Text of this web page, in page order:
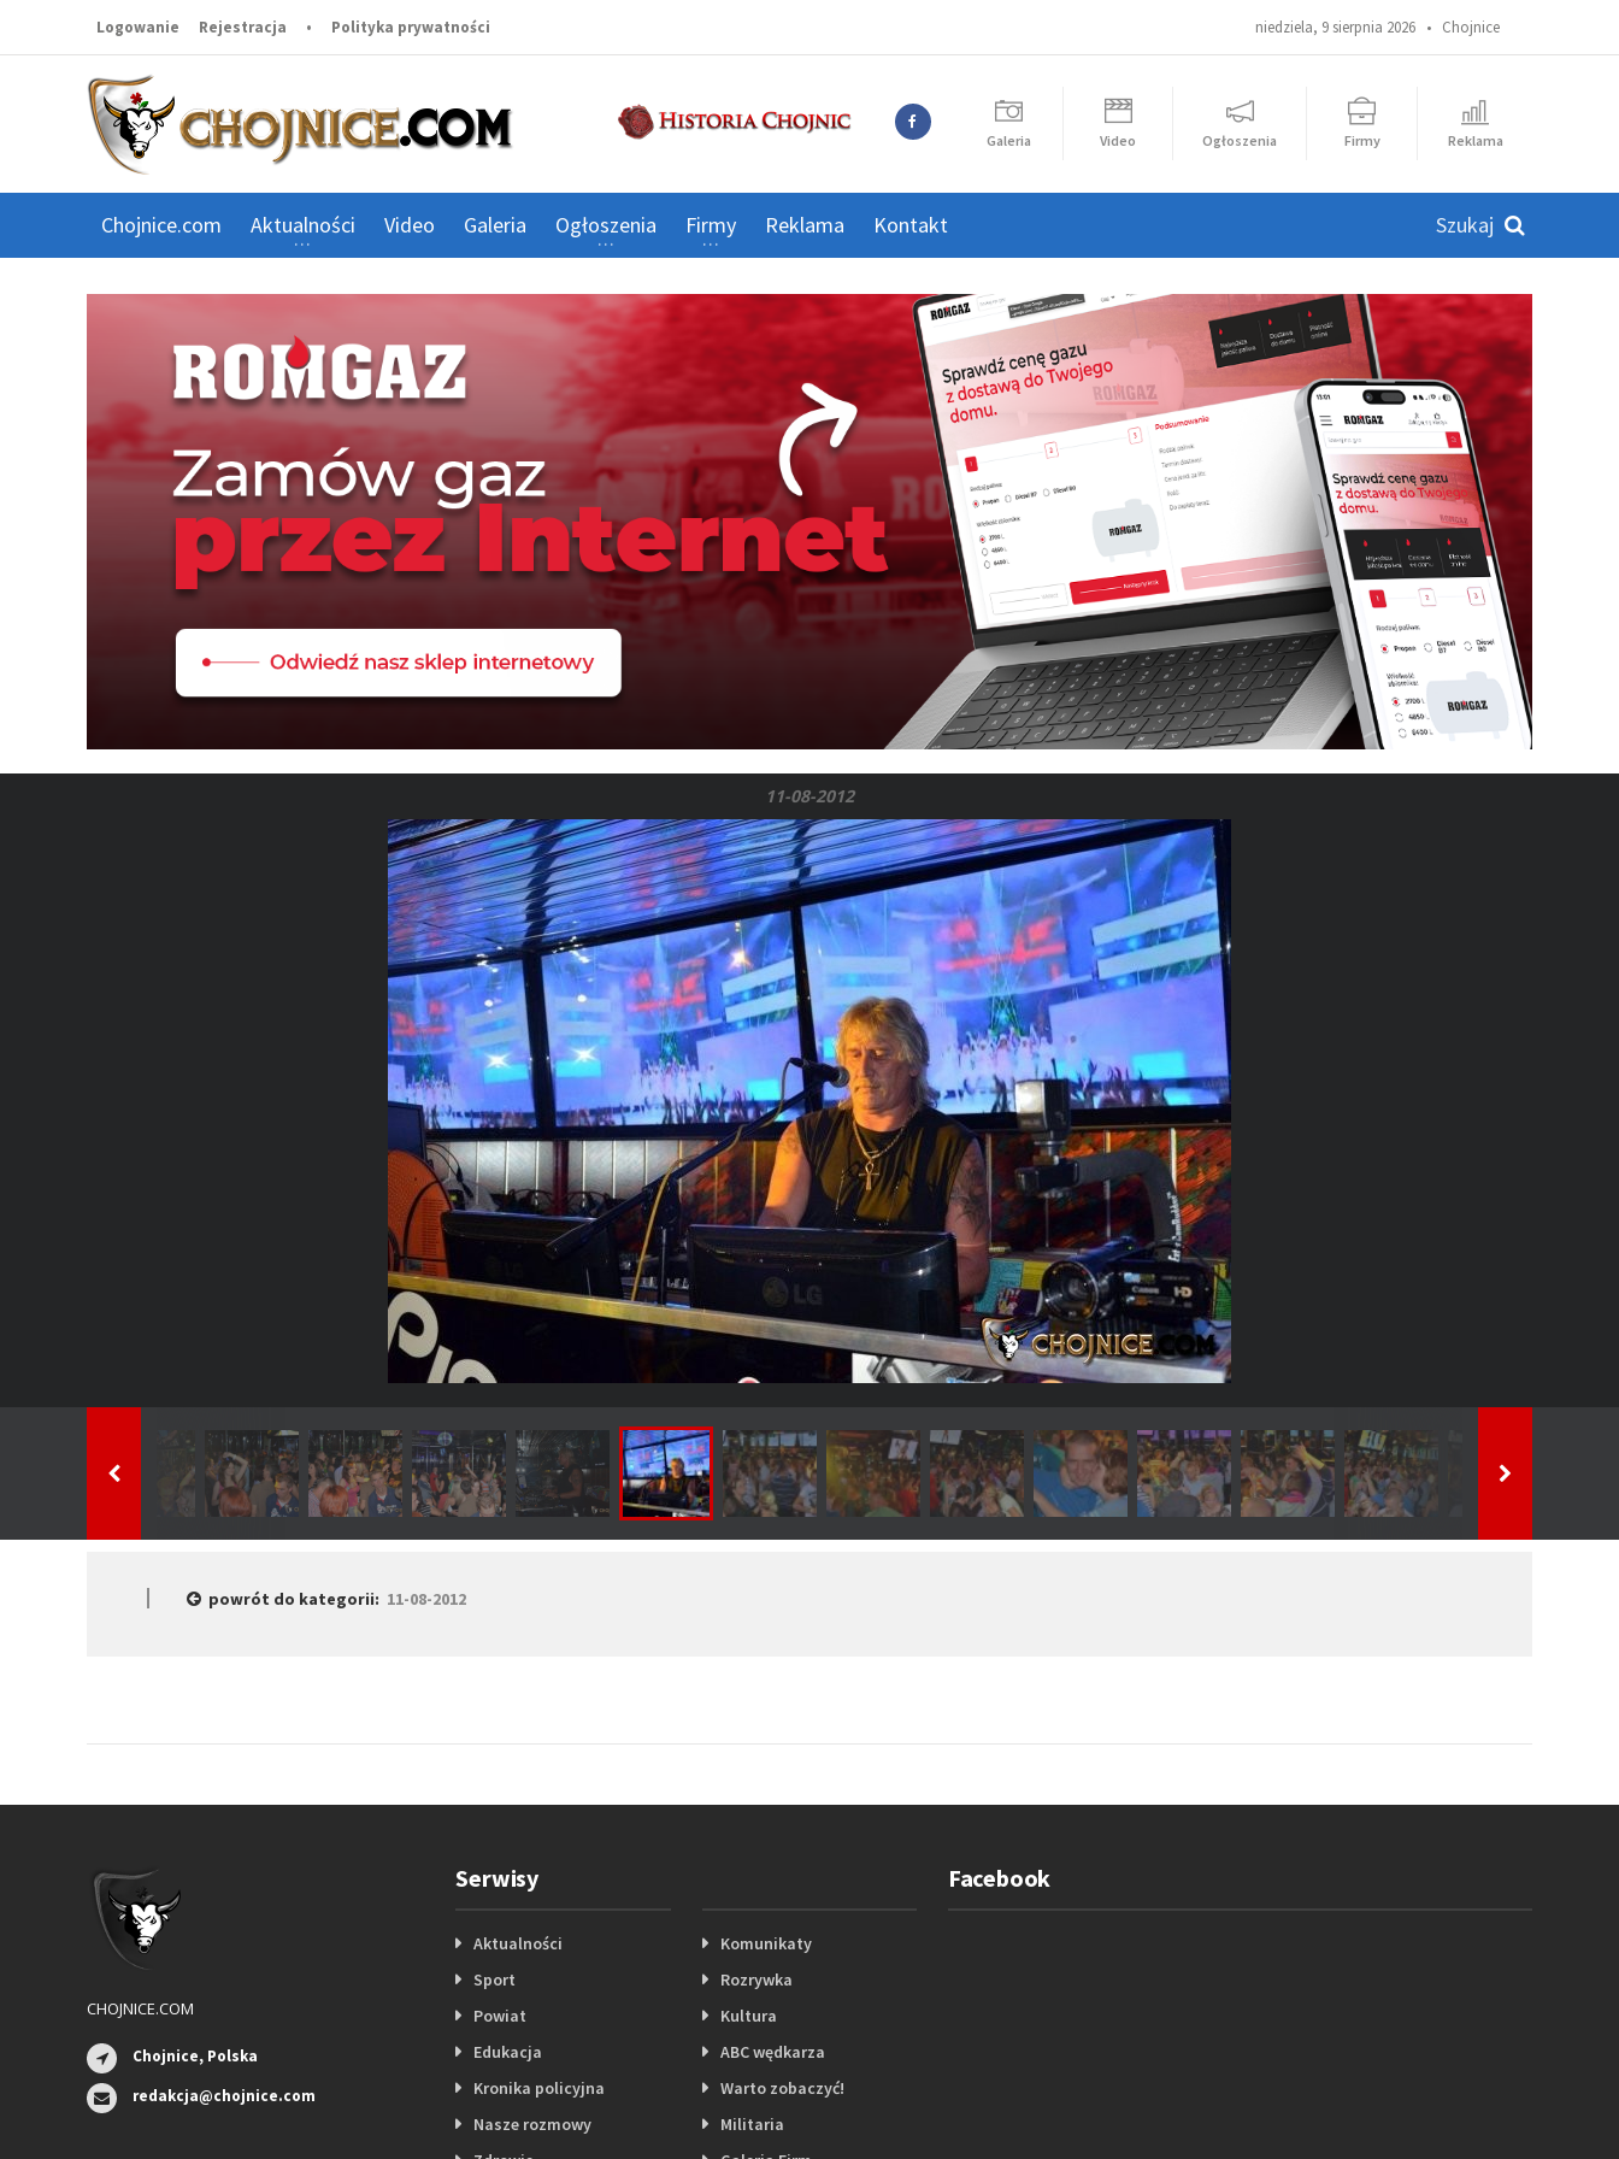
niedziela, 9 sierpnia 2026 • Chojnice
Logowanie Rejestracja • Polityka prywatności
Galeria Video Ogłoszenia Firmy Reklama
Chojnice.com Aktualności Video Galeria Ogłoszenia Firmy Reklama Kontakt
11-08-2012
powrót do kategorii: 11-08-2012
CHOJNICE.COM
Chojnice, Polska
redakcja@chojnice.com
Serwisy
Aktualności
Sport
Powiat
Edukacja
Kronika policyjna
Nasze rozmowy
Komunikaty
Rozrywka
Kultura
ABC wędkarza
Warto zobaczyć!
Militaria
Facebook